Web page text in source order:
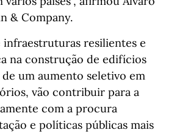
& Company.
infraestruturas resilientes e
na construção de edifícios
um aumento seletivo em
vão contribuir para a
com a procura
e políticas públicas mais